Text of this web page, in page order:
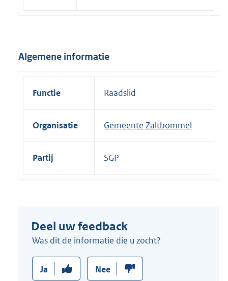
e
n
k
Algemene informatie
Functie Raadslid
Organisatie Gemeente Zaltbommel
Partij SGP
Deel uw feedback
Was dit de informatie die u zocht?
Ja Nee